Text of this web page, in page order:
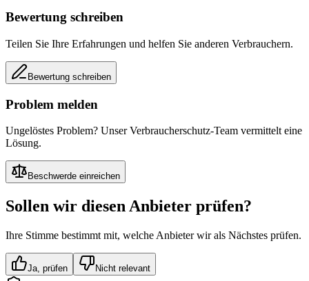
Bewertung schreiben
Teilen Sie Ihre Erfahrungen und helfen Sie anderen Verbrauchern.
Bewertung schreiben
Problem melden
Ungelöstes Problem? Unser Verbraucherschutz-Team vermittelt eine
Lösung.
Beschwerde einreichen
Sollen wir diesen Anbieter prüfen?
Ihre Stimme bestimmt mit, welche Anbieter wir als Nächstes prüfen.
Ja, prüfen Nicht relevant